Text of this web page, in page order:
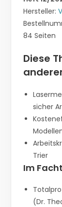
Hersteller:
84 Seiten
Diese
sicher
Trier
Im
(Dr.